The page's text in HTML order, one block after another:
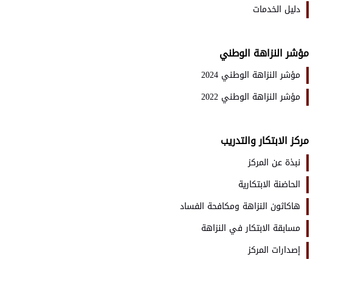
دليل الخدمات
مؤشر النزاهة الوطني
مؤشر النزاهة الوطني 2024
مؤشر النزاهة الوطني 2022
مركز الابتكار والتدريب
نبذة عن المركز
الحاضنة الابتكارية
هاكاثون النزاهة ومكافحة الفساد
مسابقة الابتكار في النزاهة
إصدارات المركز